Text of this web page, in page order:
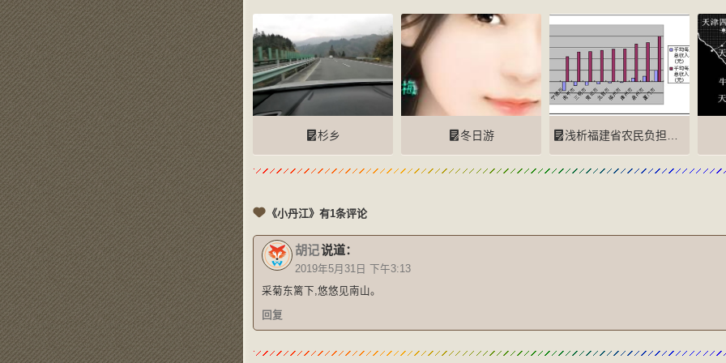
《小丹江》有1条评论
胡记说道：
2019年5月31日 下午3:13
采菊东篱下,悠悠见南山。
回复
杉乡 冬日游 浅析福建省农民负担状况